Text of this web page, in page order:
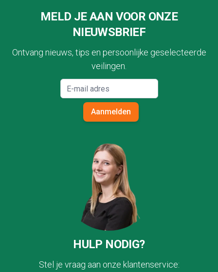
MELD JE AAN VOOR ONZE
NIEUWSBRIEF
Ontvang nieuws, tips en persoonlijke geselecteerde
veilingen.
Aanmelden
HULP NODIG?
Stel je vraag aan onze klantenservice: